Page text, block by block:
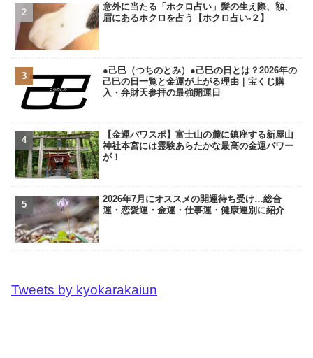
意外に当たる「ホクロ占い」髪の生え際、額、
眉にあるホクロを占う【ホクロ占い‐２】
●己巳（つちのとみ）●己巳の日とは？2026年の
己巳の日一覧と金運が上がる理由｜宝くじ購
入・弁財天参拝の最強開運日
【金運パワスポ】富士山の麓に鎮座する新屋山
神社本宮には霊験あらたかな最高の金運パワー
が！
2026年7月にオススメの開運待ち受け…総合
運・恋愛運・金運・仕事運・健康運別に紹介
Tweets by kyokarakaiun